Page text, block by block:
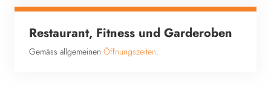
Restaurant, Fitness und Garderoben
Gemäss allgemeinen Öffnungszeiten.